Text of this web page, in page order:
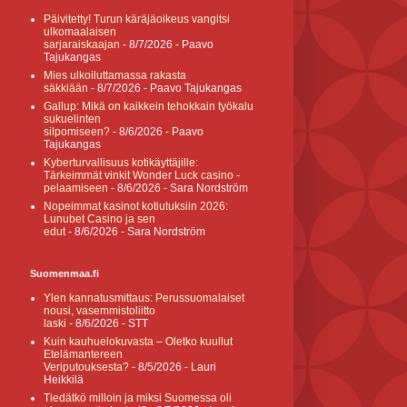
Päivitetty! Turun käräjäoikeus vangitsi
ulkomaalaisen
sarjaraiskaajan - 8/7/2026 - Paavo
Tajukangas
Mies ulkoiluttamassa rakasta
säkkiään - 8/7/2026 - Paavo Tajukangas
Gallup: Mikä on kaikkein tehokkain työkalu
sukuelinten
silpomiseen? - 8/6/2026 - Paavo
Tajukangas
Kyberturvallisuus kotikäyttäjille:
Tärkeimmät vinkit Wonder Luck casino -
pelaamiseen - 8/6/2026 - Sara Nordström
Nopeimmat kasinot kotiutuksiin 2026:
Lunubet Casino ja sen
edut- 8/6/2026 - Sara Nordström
Suomenmaa.fi
Ylen kannatusmittaus: Perussuomalaiset
nousi, vasemmistoliitto
laski - 8/6/2026 - STT
Kuin kauhuelokuvasta – Oletko kuullut
Etelämantereen
Veriputouksesta? - 8/5/2026 - Lauri
Heikkilä
Tiedätkö milloin ja miksi Suomessa oli